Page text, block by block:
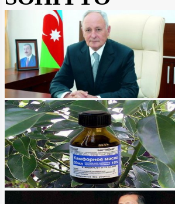
Ceyhun Bayramovdan yeni
TƏYİNAT
Azərbaycanın UEFA-nın
Feyr-Pley reytinqində yeri AÇIQLANIB
Azərbaycanda QHT sədri
DƏHŞƏTLİ QƏZADA öldü
Müdafiə nazirin kortejinə
hücum olundu - ÖLƏNLƏR VAR
Sürücülərin NƏZƏRİNƏ:
Bu ərazilərdə radara düşmüsünüzsə, ləğv